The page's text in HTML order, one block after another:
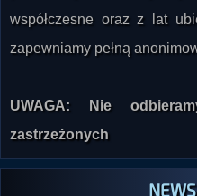
współczesne oraz z lat
zapewniamy pełną
UWAGA: Nie
zastrzeżonych